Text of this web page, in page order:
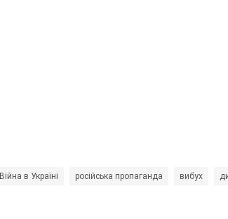
Війна в Україні російська пропаганда вибух